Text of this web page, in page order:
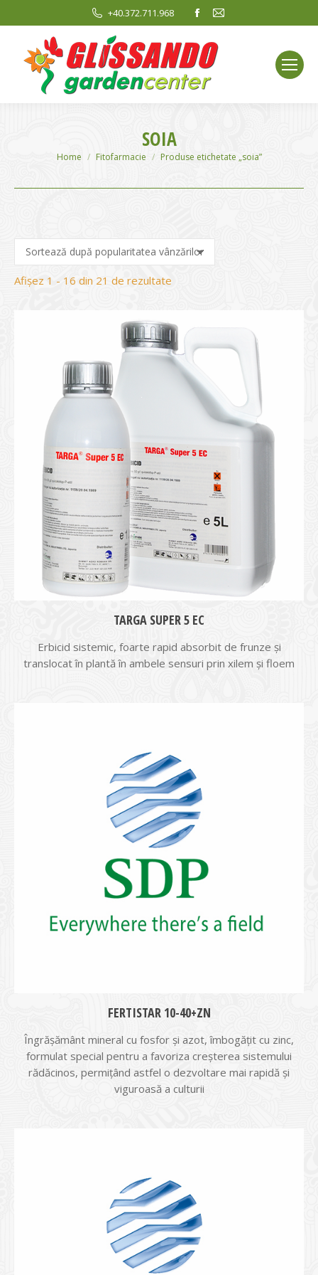
+40.372.711.968
Facebook
opens
in
new
window
Mail
window
SOIA
You are here:
Home Fitofarmacie Produse etichetate „soia”
Afișez 1 - 16 din 21 de rezultate
medie
TARGA SUPER 5 EC
Erbicid sistemic, foarte rapid absorbit de frunze şi
translocat în plantă în ambele sensuri prin xilem şi floem
FERTISTAR 10-40+ZN
Îngrășământ mineral cu fosfor și azot, îmbogățit cu zinc,
formulat special pentru a favoriza creșterea sistemului
rădăcinos, permițând astfel o dezvoltare mai rapidă și
viguroasă a culturii